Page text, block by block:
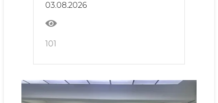
BIR MUHIM QADAM
03.08.2026
101